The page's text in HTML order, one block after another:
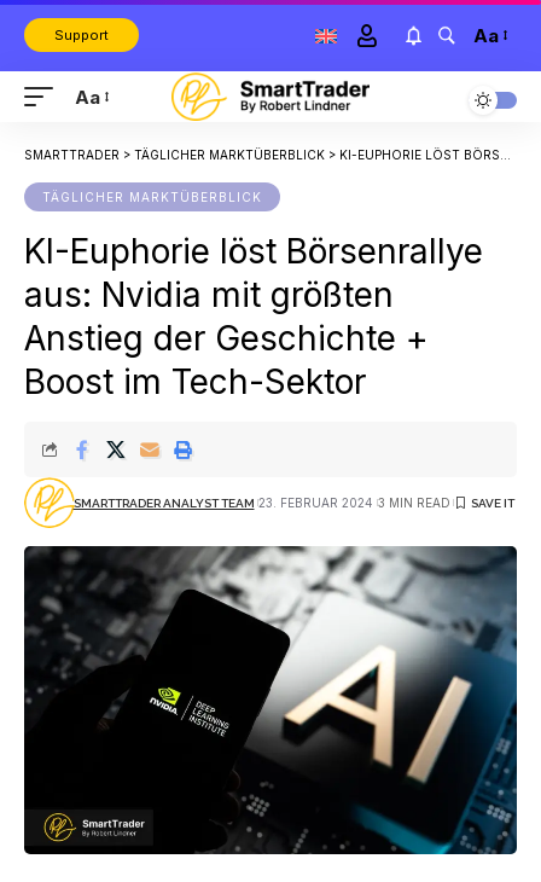
Support Aa
Aa
SMARTTRADER > TÄGLICHER MARKTÜBERBLICK > KI-EUPHORIE LÖST BÖRSENRALLYE AUS: NVIDIA MIT GRÖSSTEN ANSTIEG DER GESCHICHTE + BOOST IM TECH-SEKTOR
TÄGLICHER MARKTÜBERBLICK
KI-Euphorie löst Börsenrallye
aus: Nvidia mit größten
Anstieg der Geschichte +
Boost im Tech-Sektor
SMARTTRADER ANALYST TEAM 23. FEBRUAR 2024 3 MIN READ